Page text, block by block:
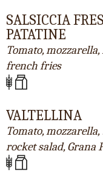
SALSICCIA
PATATINE
Tomato, mozzarella,
french fries
VALTELLINA
Tomato, mozzarella,
rocket salad, Grana